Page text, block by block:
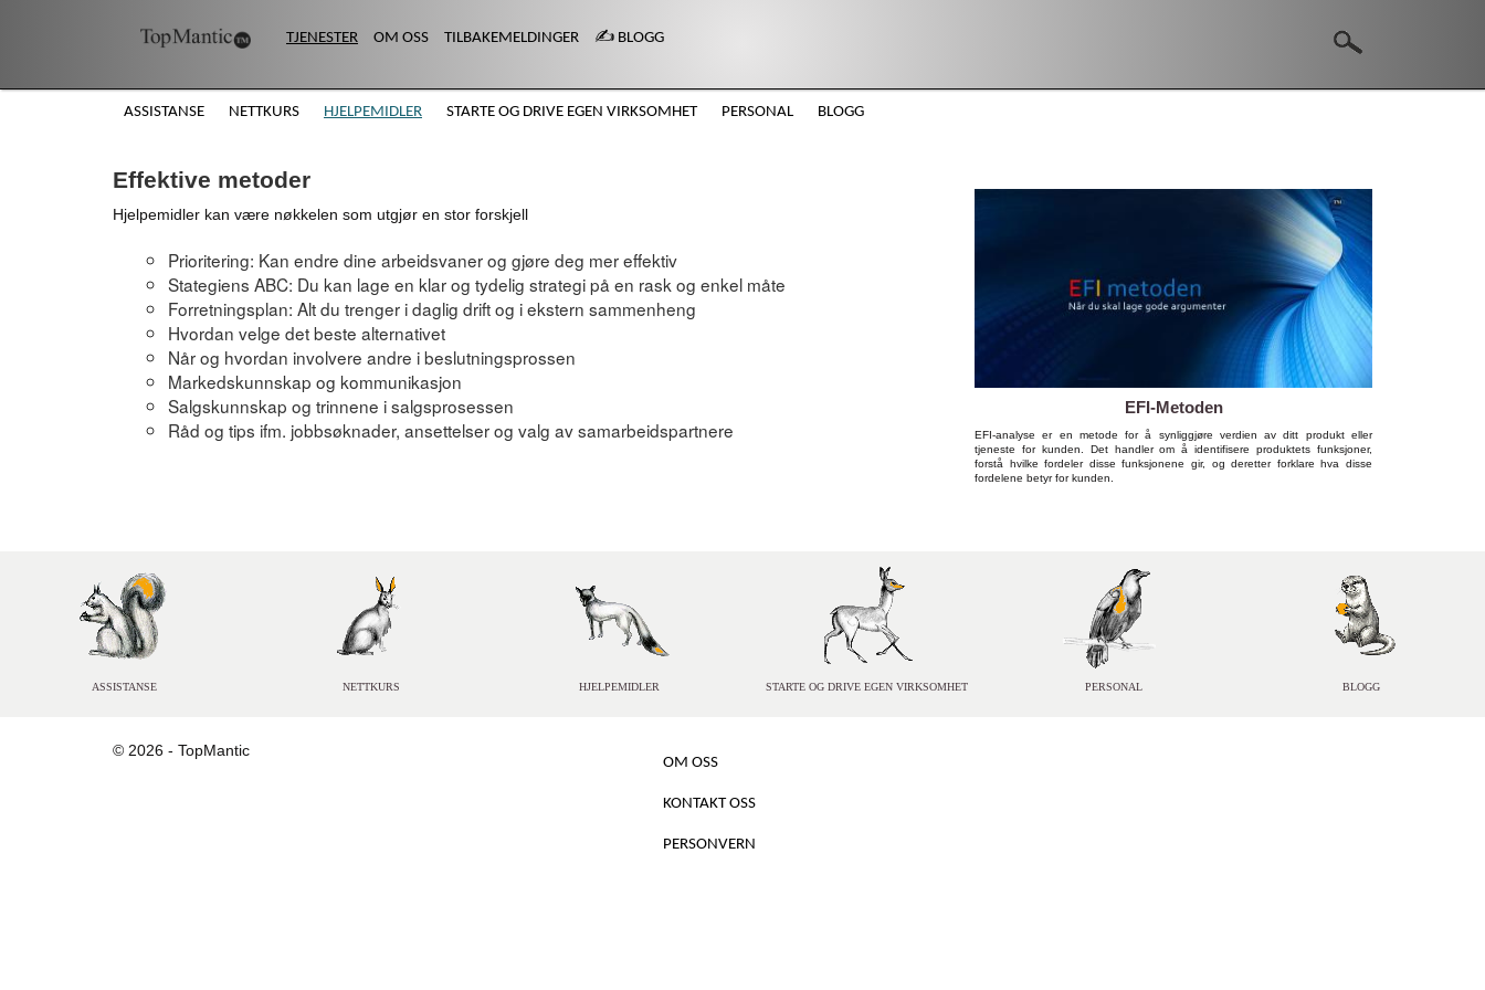
TJENESTER OM OSS TILBAKEMELDINGER ✍️ BLOGG
ASSISTANSE NETTKURS HJELPEMIDLER STARTE OG DRIVE EGEN VIRKSOMHET PERSONAL BLOGG
Effektive metoder
Hjelpemidler kan være nøkkelen som utgjør en stor forskjell
Prioritering: Kan endre dine arbeidsvaner og gjøre deg mer effektiv
Stategiens ABC: Du kan lage en klar og tydelig strategi på en rask og enkel måte
Forretningsplan: Alt du trenger i daglig drift og i ekstern sammenheng
Hvordan velge det beste alternativet
Når og hvordan involvere andre i beslutningsprossen
Markedskunnskap og kommunikasjon
Salgskunnskap og trinnene i salgsprosessen
Råd og tips ifm. jobbsøknader, ansettelser og valg av samarbeidspartnere
EFI-Metoden
EFI-analyse er en metode for å synliggjøre verdien av ditt produkt eller
tjeneste for kunden. Det handler om å identifisere produktets funksjoner,
forstå hvilke fordeler disse funksjonene gir, og deretter forklare hva disse
fordelene betyr for kunden.
ASSISTANSE NETTKURS HJELPEMIDLER STARTE OG DRIVE EGEN VIRKSOMHET PERSONAL BLOGG
© 2026 - TopMantic
OM OSS
KONTAKT OSS
PERSONVERN